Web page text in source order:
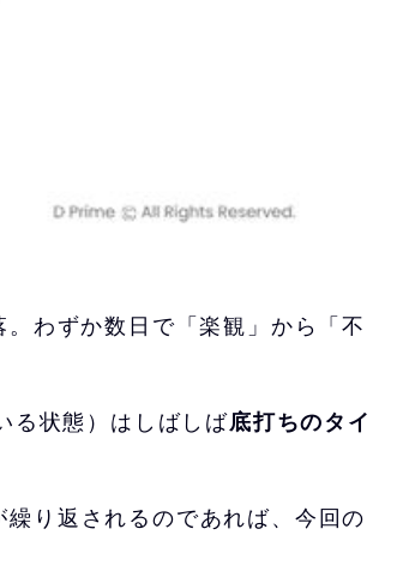
。わずか数日で「楽観」から「不
る状態）はしばしば底打ちのタイ
り返されるのであれば、今回の